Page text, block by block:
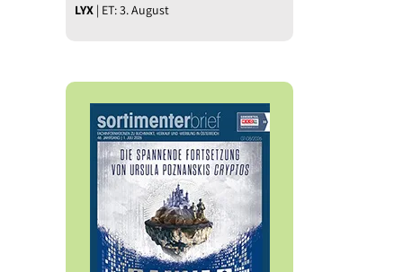
Shortlist des
Deutschen
Kinderbuchpreises
2026
Thalia eröffnet
am Grazer
Hauptplatz auf
3 Etagen
LYX | ET: 3. August